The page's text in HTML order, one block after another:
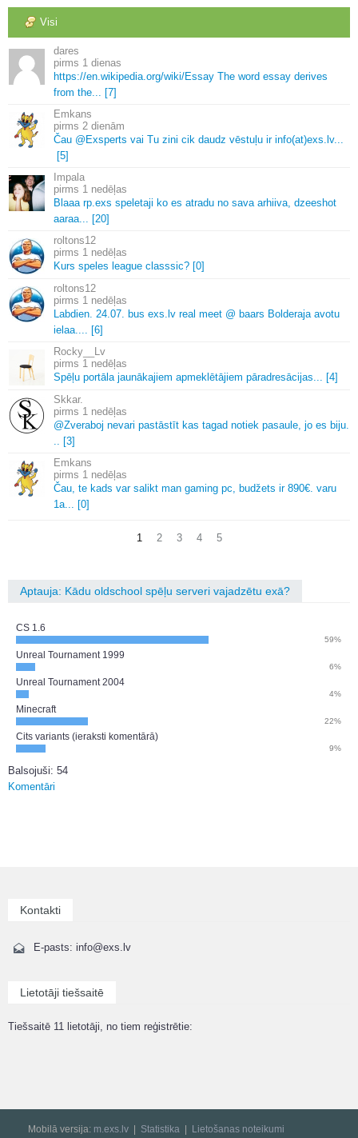
Visi
dares
1 dienas
https://en. wikipedia. org/wiki/Essay The word essay derives
from the.
[7]
Emkans
2 dienām
Čau @Exsperts vai Tu zini cik daudz vēstuļu ir info(at)exs. lv.
[5]
Impala
1 nedēļas
Blaaa rp. exs speletaji ko es atradu no sava arhiiva, dzeeshot
aaraa.
[20]
roltons12
1 nedēļas
Kurs speles league classsic? [0]
roltons12
1 nedēļas
Labdien. 24. 07. bus exs. lv real meet @ baars Bolderaja avotu
ielaa.
[6]
Rocky__Lv
1 nedēļas
Spēļu portāla jaunākajiem apmeklētājiem pāradresācijas.
[4]
Skkar.
1 nedēļas
@Zveraboj nevari pastāstīt kas tagad notiek pasaule, jo es biju.
[3]
Emkans
1 nedēļas
Čau, te kads var salikt man gaming pc, budžets ir 890€. varu
1a.
[0]
1 2 3 4 5
Aptauja: Kādu oldschool spēļu serveri vajadzētu exā?
CS 1.6
59%
Unreal Tournament 1999
6%
Unreal Tournament 2004
4%
Minecraft
22%
Cits variants (ieraksti komentārā)
9%
Balsojuši: 54
Komentāri
Kontakti
E-pasts: info@exs.lv
Lietotāji tiešsaitē
Tiešsaitē 11 lietotāji, no tiem reģistrētie:
Mobilā versija: m.exs.lv Statistika Lietošanas noteikumi